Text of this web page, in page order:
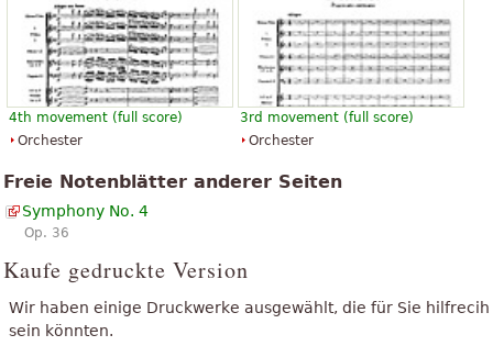
Der obenstehende Text ist unter "Creative Commons, Namensnennung-
Weitergabe unter gleichen Bedingungen" verfügbar. Er verwendet
Material aus dem Wikipedia-Artikel "
4. Sinfonie (Tschaikowski)".
4th movement (full score)
Orchester
3rd movement (full score)
Orchester
Freie Notenblätter anderer Seiten
Symphony No. 4
Op. 36
Kaufe gedruckte Version
Wir haben einige Druckwerke ausgewählt, die für Sie hilfrecih
sein könnten.